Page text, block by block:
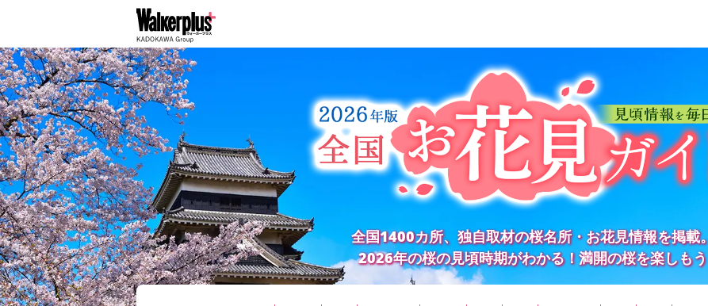
全国1400カ所、独自取材の桜名所・お花見情報を掲載。
2026年の桜の見頃時期がわかる！満開の桜を楽しもう